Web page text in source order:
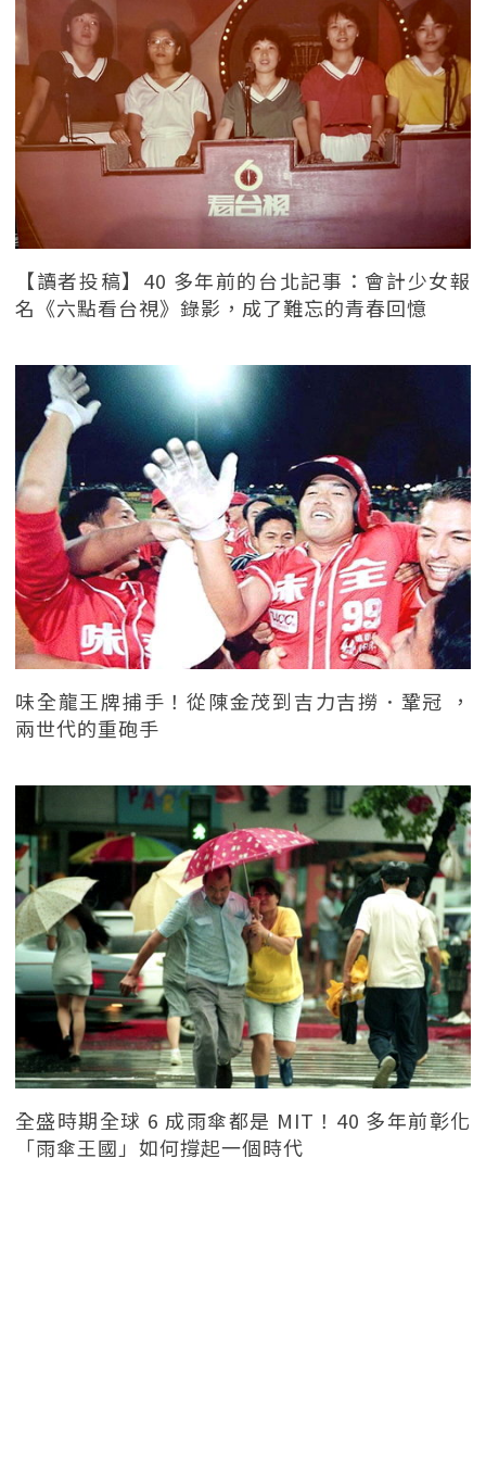
【讀者投稿】40 多年前的台北記事：會計少女報
名《六點看台視》錄影，成了難忘的青春回憶
味全龍王牌捕手！從陳金茂到吉力吉撈．鞏冠 ，
兩世代的重砲手
全盛時期全球 6 成雨傘都是 MIT！40 多年前彰化
「雨傘王國」如何撐起一個時代